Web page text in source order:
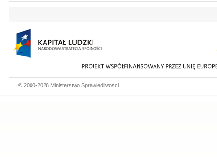
© 2000-2026 Ministerstwo Sprawiedliwości